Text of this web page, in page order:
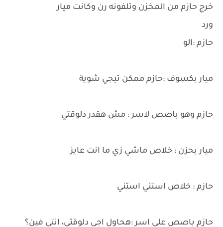
خرج حازم من المخزن وتلفونه رن وكانت ميار
ورد
حازم :الو
ميار بكسوف :حازم ممكن تيجي شوية
حازم وهو باصص لاسر : مش هقدر دلوقتي
ميار بحزن : خلاص ماشي زي ما انت عايز
حازم : خلاص استني استني
حازم باصص علي اسر :هحاول اجي دلوقتي، انتي فين؟